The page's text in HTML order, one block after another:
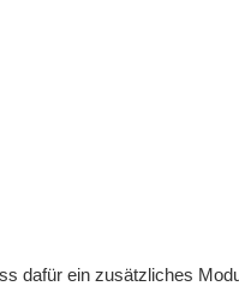
dafür ein zusätzliches